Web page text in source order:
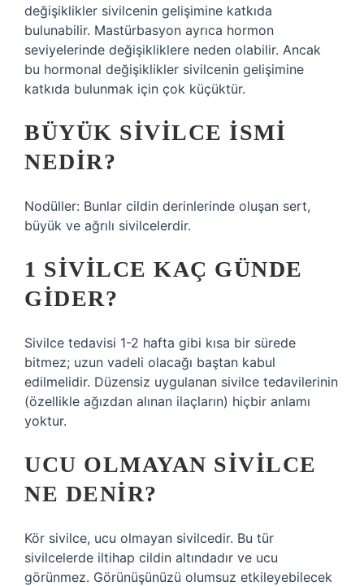
değişiklikler sivilcenin gelişimine katkıda
bulunabilir. Mastürbasyon ayrıca hormon
seviyelerinde değişikliklere neden olabilir. Ancak
bu hormonal değişiklikler sivilcenin gelişimine
katkıda bulunmak için çok küçüktür.
BÜYÜK SIVILCE ISMI
NEDIR?
Nodüller: Bunlar cildin derinlerinde oluşan sert,
büyük ve ağrılı sivilcelerdir.
1 SIVILCE KAÇ GÜNDE
GIDER?
Sivilce tedavisi 1-2 hafta gibi kısa bir sürede
bitmez; uzun vadeli olacağı baştan kabul
edilmelidir. Düzensiz uygulanan sivilce tedavilerinin
(özellikle ağızdan alınan ilaçların) hiçbir anlamı
yoktur.
UCU OLMAYAN SIVILCE
NE DENIR?
Kör sivilce, ucu olmayan sivilcedir. Bu tür
sivilcelerde iltihap cildin altındadır ve ucu
görünmez. Görünüşünüzü olumsuz etkileyebilecek